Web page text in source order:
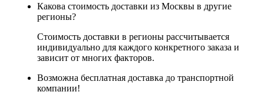
Какова стоимость доставки из Москвы в другие
регионы?
Стоимость доставки в регионы рассчитывается
индивидуально для каждого конкретного заказа и
зависит от многих факторов.
Возможна бесплатная доставка до транспортной
компании!